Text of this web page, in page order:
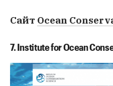
Сайт Ocean
7. Institute for Ocean